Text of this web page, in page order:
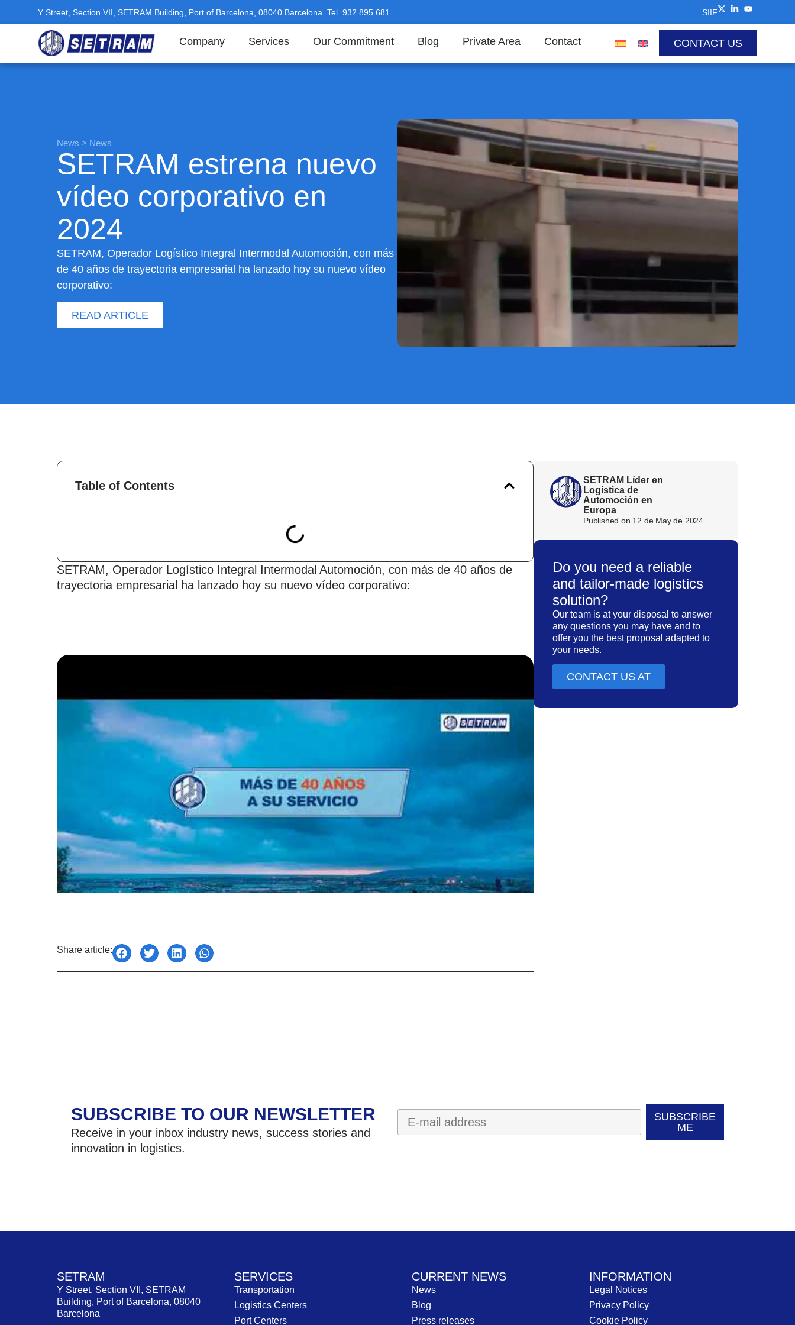
Y Street, Section VII, SETRAM Building, Port of Barcelona, 08040 Barcelona. Tel. 932 895 681 SIIF
Company Services Our Commitment Blog Private Area Contact CONTACT US
News > News
SETRAM estrena nuevo
vídeo corporativo en
2024
SETRAM, Operador Logístico Integral Intermodal Automoción, con más
de 40 años de trayectoria empresarial ha lanzado hoy su nuevo vídeo
corporativo:
READ ARTICLE
Table of Contents
SETRAM, Operador Logístico Integral Intermodal Automoción, con más de 40 años de
trayectoria empresarial ha lanzado hoy su nuevo vídeo corporativo:
Share article:
SETRAM Líder en
Logística de
Automoción en
Europa
Published on 12 de May de 2024
Do you need a reliable
and tailor-made logistics
solution?
Our team is at your disposal to answer
any questions you may have and to
offer you the best proposal adapted to
your needs.
CONTACT US AT
SUBSCRIBE TO OUR NEWSLETTER
Receive in your inbox industry news, success stories and
innovation in logistics.
SUBSCRIBE
ME
SETRAM
Y Street, Section VII, SETRAM
Building, Port of Barcelona, 08040
Barcelona
SERVICES
Transportation
Logistics Centers
Port Centers
CURRENT NEWS
News
Blog
Press releases
INFORMATION
Legal Notices
Privacy Policy
Cookie Policy